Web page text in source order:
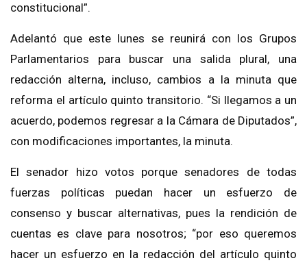
constitucional”.
Adelantó que este lunes se reunirá con los Grupos
Parlamentarios para buscar una salida plural, una
redacción alterna, incluso, cambios a la minuta que
reforma el artículo quinto transitorio. “Si llegamos a un
acuerdo, podemos regresar a la Cámara de Diputados”,
con modificaciones importantes, la minuta.
El senador hizo votos porque senadores de todas
fuerzas políticas puedan hacer un esfuerzo de
consenso y buscar alternativas, pues la rendición de
cuentas es clave para nosotros; “por eso queremos
hacer un esfuerzo en la redacción del artículo quinto